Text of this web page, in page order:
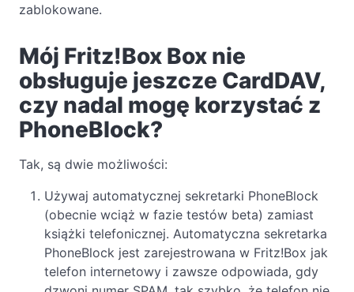
zablokowane.
Mój Fritz!Box Box nie
obsługuje jeszcze CardDAV,
czy nadal mogę korzystać z
PhoneBlock?
Tak, są dwie możliwości:
Używaj automatycznej sekretarki PhoneBlock
(obecnie wciąż w fazie testów beta) zamiast
książki telefonicznej. Automatyczna sekretarka
PhoneBlock jest zarejestrowana w Fritz!Box jak
telefon internetowy i zawsze odpowiada, gdy